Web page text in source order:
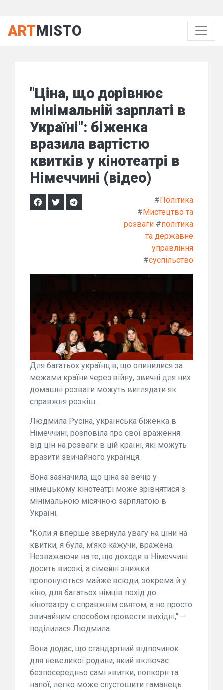
ARTMISTO
"Ціна, що дорівнює
мінімальній зарплаті в
Україні": біженка
вразила вартістю
квитків у кінотеатрі в
Німеччині (відео)
#Політика
#Мистецтво та
розваги #політика
та державне
управління
#суспільство
Для багатьох українців, що опинилися за
межами країни через війну, звичні для них
домашні розваги можуть виглядати як
справжня розкіш.
Людмила Русіна, українська біженка в
Німеччині, розповіла про свої враження
від цін на розваги в цій країні, які можуть
вразити звичайного українця.
Вона зазначила, що ціна за вечір у
німецькому кінотеатрі може зрівнятися з
мінімальною місячною зарплатою в
Україні.
"Коли я вперше звернула увагу на ціни на
квитки, я була, м'яко кажучи, вражена.
Незважаючи на те, що доходи в Німеччині
досить високі, а сімейні знижки
пропонуються майже всюди, зокрема й у
кіно, для багатьох німців похід до
кінотеатру є справжнім святом, а не просто
звичайним способом провести вихідні," –
поділилася Людмила.
Вона додає, що стандартний відпочинок
для невеликої родини, який включає
безпосередньо самі квитки, попкорн та
напої, легко може спустошити гаманець